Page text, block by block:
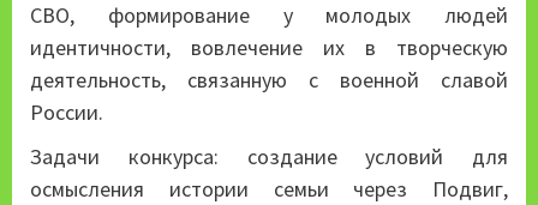
СВО, формирование у молодых людей
идентичности, вовлечение их в творческую
деятельность, связанную с военной славой
России.
Задачи конкурса: создание условий для
осмысления истории семьи через Подвиг,